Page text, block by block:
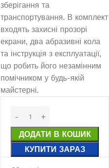
зберігання та
транспортування. В комплект
входять захисні прозорі
екрани, два абразивні кола
та інструкція з експлуатації,
що робить його незамінним
помічником у будь-якій
майстерні.
ДОДАТИ В КОШИК
КУПИТИ ЗАРАЗ